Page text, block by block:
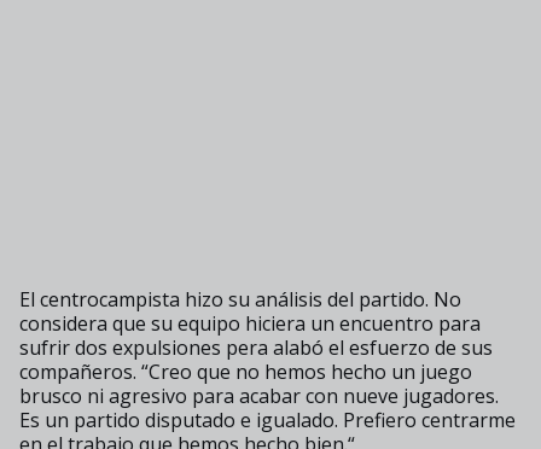
El centrocampista hizo su análisis del partido. No
considera que su equipo hiciera un encuentro para
sufrir dos expulsiones pera alabó el esfuerzo de sus
compañeros. “Creo que no hemos hecho un juego
brusco ni agresivo para acabar con nueve jugadores.
Es un partido disputado e igualado. Prefiero centrarme